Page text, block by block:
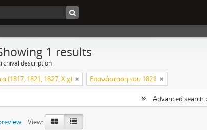
1 results
description
(1817, 1821, 1827, Χ.χ) Επανάσταση του 1821
Advanced search
View: